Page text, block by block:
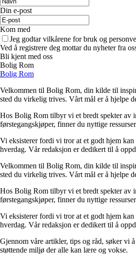
Din e-post
Kom med
Jeg godtar vilkårene for bruk og
Ved å registrere deg mottar du nyheter fra
Bli kjent med oss
Bolig Rom
Bolig Rom
Velkommen til Bolig Rom, din kilde til
sted du virkelig trives. Vårt mål er å hjelpe
Hos Bolig Rom tilbyr vi et bredt spekter av
førstegangskjøper, finner du nyttige
Vi eksisterer fordi vi tror at et godt hjem
hverdag. Vår redaksjon er dedikert til å
Velkommen til Bolig Rom, din kilde til
sted du virkelig trives. Vårt mål er å hjelpe
Hos Bolig Rom tilbyr vi et bredt spekter av
førstegangskjøper, finner du nyttige
Vi eksisterer fordi vi tror at et godt hjem
hverdag. Vår redaksjon er dedikert til å
Gjennom våre artikler, tips og råd, søker vi
støttende miljø der alle kan lære og vokse.